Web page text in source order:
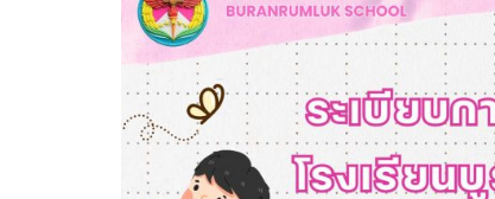
วินัย
ใฝ่
คุณธรรม
ค้ำจุน
สังคม